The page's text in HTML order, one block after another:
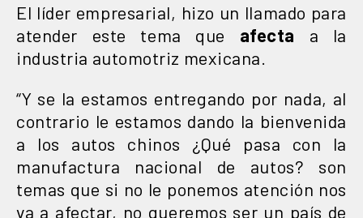
El líder empresarial, hizo un llamado para
atender este tema que afecta a la
industria automotriz mexicana.
“Y se la estamos entregando por nada, al
contrario le estamos dando la bienvenida
a los autos chinos ¿Qué pasa con la
manufactura nacional de autos? son
temas que si no le ponemos atención nos
va a afectar, no queremos ser un país de